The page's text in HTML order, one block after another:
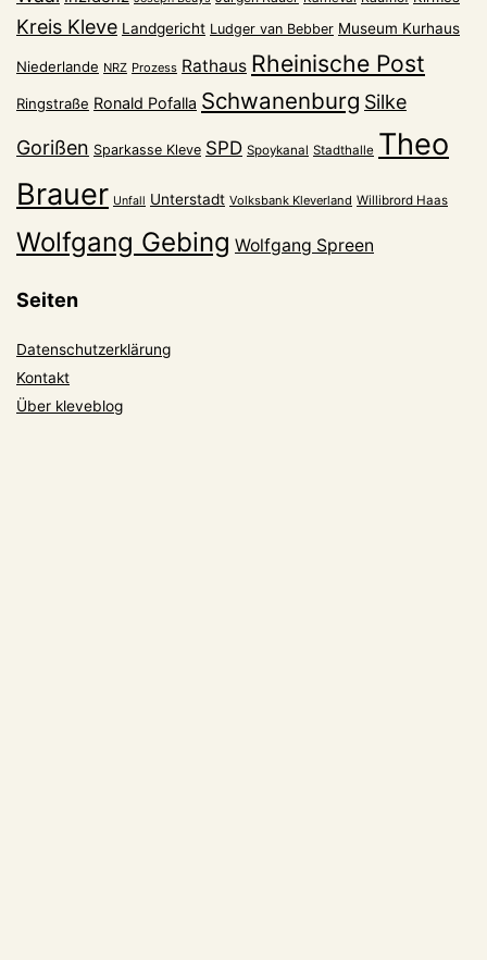
Kreis Kleve Landgericht Ludger van Bebber Museum Kurhaus
Niederlande NRZ Prozess Rathaus Rheinische Post
Ringstraße Ronald Pofalla Schwanenburg Silke
Gorißen Sparkasse Kleve SPD Spoykanal Stadthalle Theo
Brauer Unfall Unterstadt Volksbank Kleverland Willibrord Haas
Wolfgang Gebing Wolfgang Spreen
Seiten
Datenschutzerklärung
Kontakt
Über kleveblog